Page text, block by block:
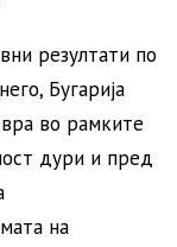
резултати по
Бугарија
во рамките
дури и пред
на